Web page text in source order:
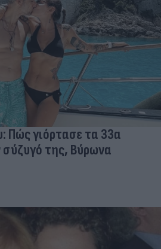
Πώς γιόρτασε τα 33α
σύζυγό της, Βύρωνα